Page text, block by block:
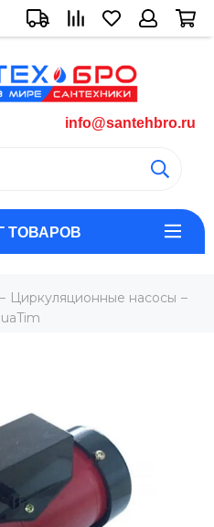
info@santehbro.ru
ТОВАРОВ
Циркуляционные насосы